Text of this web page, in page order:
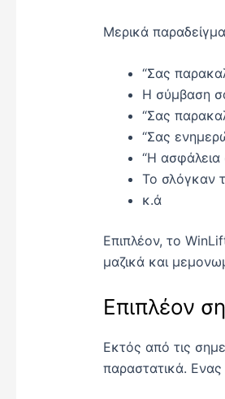
Μερικά
“Σας
Η σύμβαση
“Σας
“Σας
“Η ασφάλεια
Το σλόγκαν
κ.ά
Επιπλέον, το
μαζικά και
Επιπλέον
Εκτός από τις
παραστατικά.